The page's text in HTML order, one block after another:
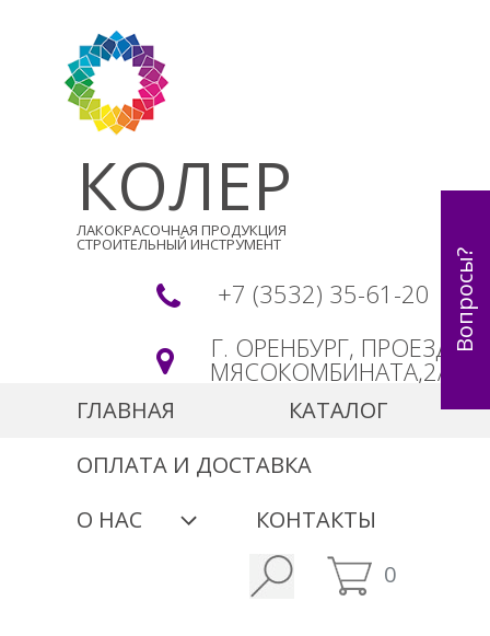
КОЛЕР
ЛАКОКРАСОЧНАЯ ПРОДУКЦИЯ
СТРОИТЕЛЬНЫЙ ИНСТРУМЕНТ
+7 (3532) 35-61-20
Г. ОРЕНБУРГ, ПРОЕЗД
МЯСОКОМБИНАТА,2А
ГЛАВНАЯ
КАТАЛОГ
ОПЛАТА И ДОСТАВКА
О НАС
КОНТАКТЫ
0
Вопросы?